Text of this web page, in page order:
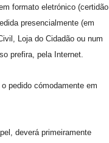
formato eletrónico (certidão
presencialmente (em
Loja do Cidadão ou num
prefira, pela Internet.
pedido cómodamente em
deverá primeiramente